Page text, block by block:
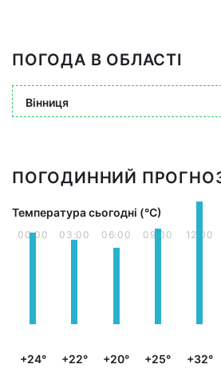
ПОГОДА В ОБЛАСТІ
Вінниця
ПОГОДИННИЙ
Температура сьогодні (°С)
00:00
+24°
03:00
+22°
06:00
+20°
09:00
+25°
12:00
+32°